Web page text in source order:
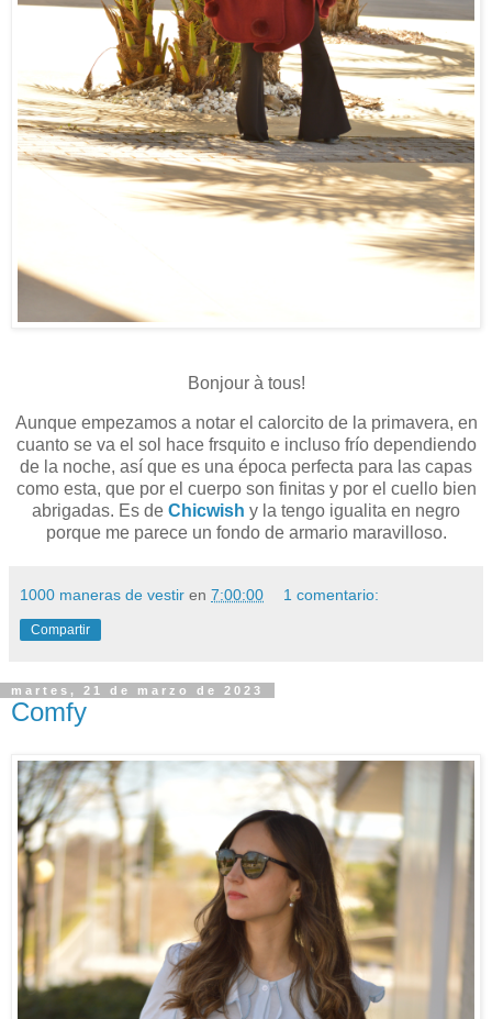
Bonjour à tous!
Aunque empezamos a notar el calorcito de la primavera, en
cuanto se va el sol hace frsquito e incluso frío dependiendo
de la noche, así que es una época perfecta para las capas
como esta, que por el cuerpo son finitas y por el cuello bien
abrigadas. Es de Chicwish y la tengo igualita en negro
porque me parece un fondo de armario maravilloso.
1000 maneras de vestir en 7:00:00 1 comentario:
Compartir
martes, 21 de marzo de 2023
Comfy